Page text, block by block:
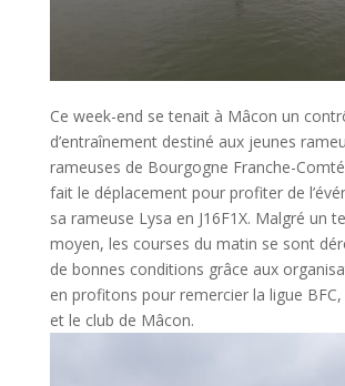
Ce week-end se tenait à Mâcon un
d’entraînement destiné aux jeunes
rameuses de Bourgogne Franche-
fait le déplacement pour profiter de
sa rameuse Lysa en J16F1X. Malgré un
moyen, les courses du matin se sont
de bonnes conditions grâce aux
en profitons pour remercier la ligue
et le club de Mâcon.